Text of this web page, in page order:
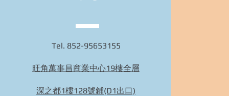
Bidhongkong.com 日本marcourt人氣日本衣服
配件代購 日本各大官網代購代購, 旺角交收,
Tel. 852-95653155
旺角萬事昌商業中心19樓全層
深之都1樓128號鋪(D1出口)